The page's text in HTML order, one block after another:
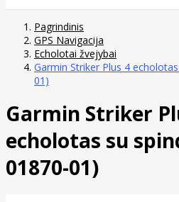
Pagrindinis
GPS Navigacija
Echolotai žvejybai
Garmin Striker Plus 4
01)
Garmin Striker
echolotas su
01870-01)